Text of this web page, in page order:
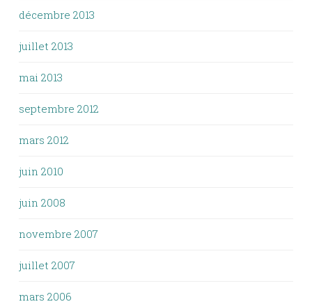
décembre 2013
juillet 2013
mai 2013
septembre 2012
mars 2012
juin 2010
juin 2008
novembre 2007
juillet 2007
mars 2006